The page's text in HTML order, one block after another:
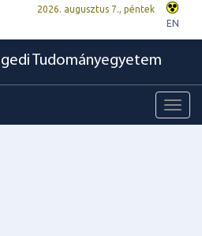
2026. augusztus 7., péntek
EN
Tudományegyetem